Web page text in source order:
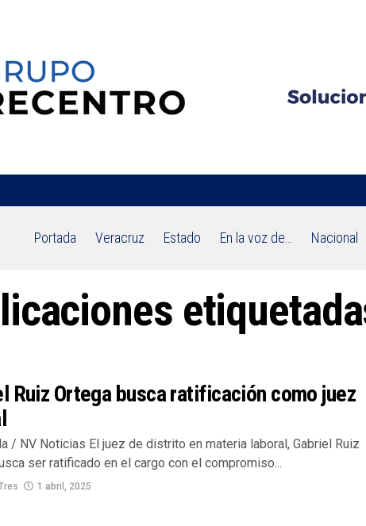
Portada Veracruz Estado En la voz de… Nacional
Ruiz Ortega busca ratificación como juez
/ NV Noticias El juez de distrito en materia laboral, Gabriel Ruiz
ser ratificado en el cargo con el compromiso...
1 abril, 2025